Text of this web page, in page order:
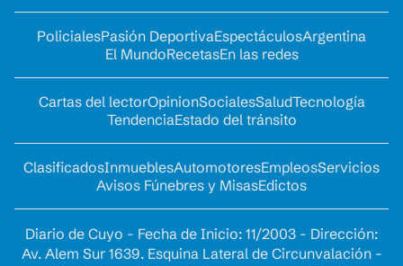
PolicialesPasión DeportivaEspectáculosArgentina
El MundoRecetasEn las redes
Cartas del lectorOpinionSocialesSaludTecnología
TendenciaEstado del tránsito
ClasificadosInmueblesAutomotoresEmpleosServicios
Avisos Fúnebres y MisasEdictos
Diario de Cuyo - Fecha de Inicio: 11/2003 - Dirección:
Av. Alem Sur 1639. Esquina Lateral de Circunvalación -